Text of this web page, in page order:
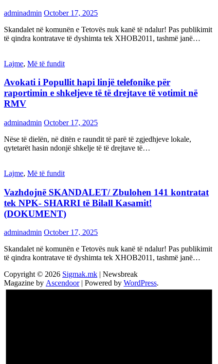
adminadmin October 17, 2025
Skandalet në komunën e Tetovës nuk kanë të ndalur! Pas publikimit
të qindra kontratave të dyshimta tek XHOB2011, tashmë janë…
Lajme, Më të fundit
Avokati i Popullit hapi linjë telefonike për
raportimin e shkeljeve të të drejtave të votimit në
RMV
adminadmin October 17, 2025
Nëse të dielën, në ditën e raundit të parë të zgjedhjeve lokale,
qytetarët hasin ndonjë shkelje të të drejtave të…
Lajme, Më të fundit
Vazhdojnē SKANDALET/ Zbulohen 141 kontratat
tek NPK- SHARRI të Bilall Kasamit!
(DOKUMENT)
adminadmin October 17, 2025
Skandalet në komunën e Tetovës nuk kanë të ndalur! Pas publikimit
të qindra kontratave të dyshimta tek XHOB2011, tashmë janë…
Copyright © 2026 Sigmak.mk | Newsbreak
Magazine by Ascendoor| Powered by WordPress.